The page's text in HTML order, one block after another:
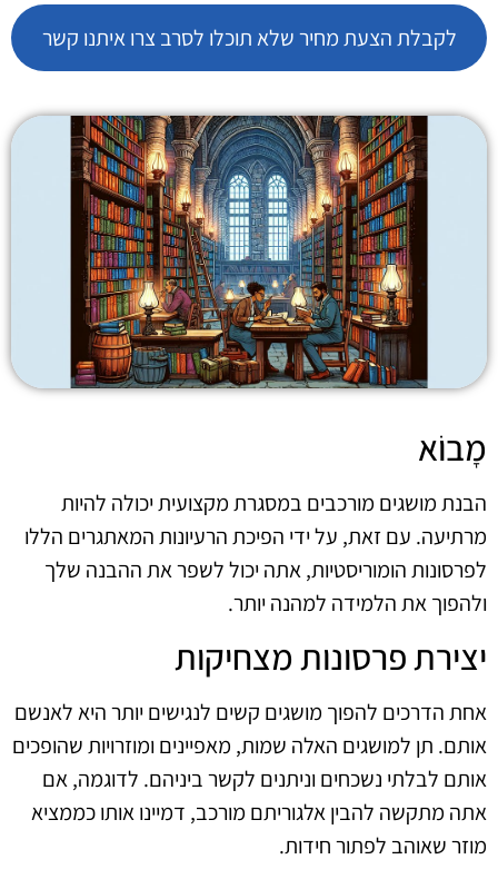
לקבלת הצעת מחיר שלא תוכלו לסרב צרו איתנו קשר
מָבוֹא
הבנת מושגים מורכבים במסגרת מקצועית יכולה להיות
מרתיעה. עם זאת, על ידי הפיכת הרעיונות המאתגרים הללו
לפרסונות הומוריסטיות, אתה יכול לשפר את ההבנה שלך
ולהפוך את הלמידה למהנה יותר.
יצירת פרסונות מצחיקות
אחת הדרכים להפוך מושגים קשים לנגישים יותר היא לאנשם
אותם. תן למושגים האלה שמות, מאפיינים ומוזרויות שהופכים
אותם לבלתי נשכחים וניתנים לקשר ביניהם. לדוגמה, אם
אתה מתקשה להבין אלגוריתם מורכב, דמיינו אותו כממציא
מוזר שאוהב לפתור חידות.